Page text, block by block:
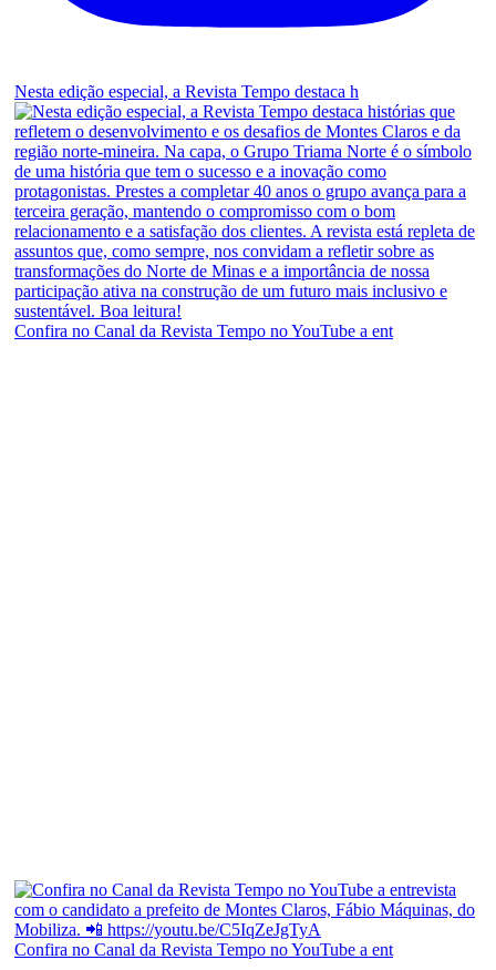
Nesta edição especial, a Revista Tempo destaca h
Confira no Canal da Revista Tempo no YouTube a ent
Confira no Canal da Revista Tempo no YouTube a ent